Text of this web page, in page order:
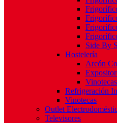
Side By
Hostelería
Arcón
Refrigeración
Vinotecas
Outlet
Televisores